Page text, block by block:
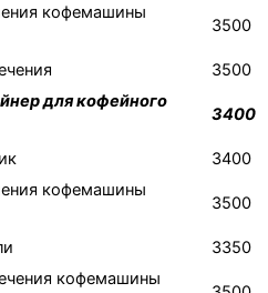
кофемашины
3500
3500
для кофейного
3400
3400
кофемашины
3500
3350
кофемашины